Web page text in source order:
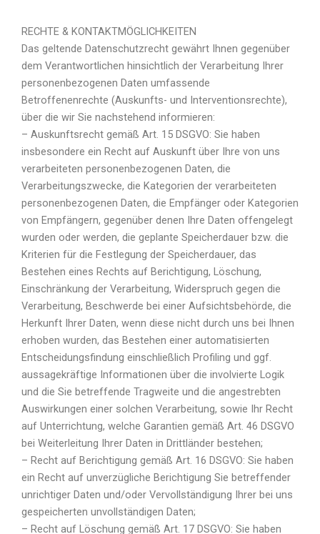
RECHTE & KONTAKTMÖGLICHKEITEN
Das geltende Datenschutzrecht gewährt Ihnen gegenüber
dem Verantwortlichen hinsichtlich der Verarbeitung Ihrer
personenbezogenen Daten umfassende
Betroffenenrechte (Auskunfts- und Interventionsrechte),
über die wir Sie nachstehend informieren:
– Auskunftsrecht gemäß Art. 15 DSGVO: Sie haben
insbesondere ein Recht auf Auskunft über Ihre von uns
verarbeiteten personenbezogenen Daten, die
Verarbeitungszwecke, die Kategorien der verarbeiteten
personenbezogenen Daten, die Empfänger oder Kategorien
von Empfängern, gegenüber denen Ihre Daten offengelegt
wurden oder werden, die geplante Speicherdauer bzw. die
Kriterien für die Festlegung der Speicherdauer, das
Bestehen eines Rechts auf Berichtigung, Löschung,
Einschränkung der Verarbeitung, Widerspruch gegen die
Verarbeitung, Beschwerde bei einer Aufsichtsbehörde, die
Herkunft Ihrer Daten, wenn diese nicht durch uns bei Ihnen
erhoben wurden, das Bestehen einer automatisierten
Entscheidungsfindung einschließlich Profiling und ggf.
aussagekräftige Informationen über die involvierte Logik
und die Sie betreffende Tragweite und die angestrebten
Auswirkungen einer solchen Verarbeitung, sowie Ihr Recht
auf Unterrichtung, welche Garantien gemäß Art. 46 DSGVO
bei Weiterleitung Ihrer Daten in Drittländer bestehen;
– Recht auf Berichtigung gemäß Art. 16 DSGVO: Sie haben
ein Recht auf unverzügliche Berichtigung Sie betreffender
unrichtiger Daten und/oder Vervollständigung Ihrer bei uns
gespeicherten unvollständigen Daten;
– Recht auf Löschung gemäß Art. 17 DSGVO: Sie haben